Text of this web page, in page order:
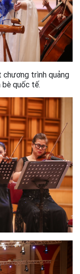
trình quảng
bè quốc tế.